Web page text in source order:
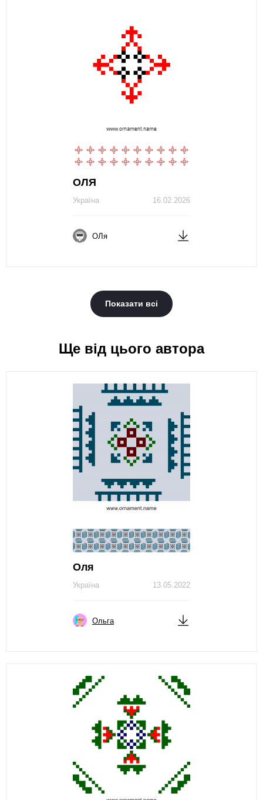
ОЛЯ
16.02.2026
Україна
ОЛя
Показати всі
Ще від цього автора
Оля
13.05.2022
Україна
Ольга